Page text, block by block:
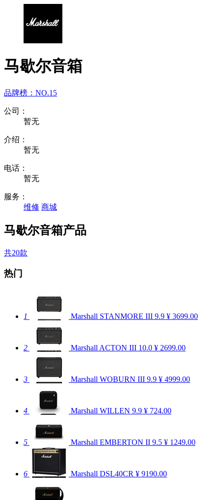
马歇尔音箱
品牌榜： NO.15
公司：
暂无
介绍：
暂无
电话：
暂无
服务：
维修 商城
马歇尔音箱产品
共20款
热门
1 Marshall STANMORE III 9.9 ¥ 3699.00
2 Marshall ACTON III 10.0 ¥ 2699.00
3 Marshall WOBURN III 9.9 ¥ 4999.00
4 Marshall WILLEN 9.9 ¥ 724.00
5 Marshall EMBERTON II 9.5 ¥ 1249.00
6 Marshall DSL40CR ¥ 9190.00